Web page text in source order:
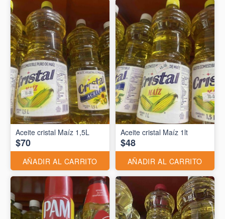
Aceite cristal Maíz 1,5L
$70
AÑADIR AL CARRITO
Aceite cristal Maíz 1lt
$48
AÑADIR AL CARRITO